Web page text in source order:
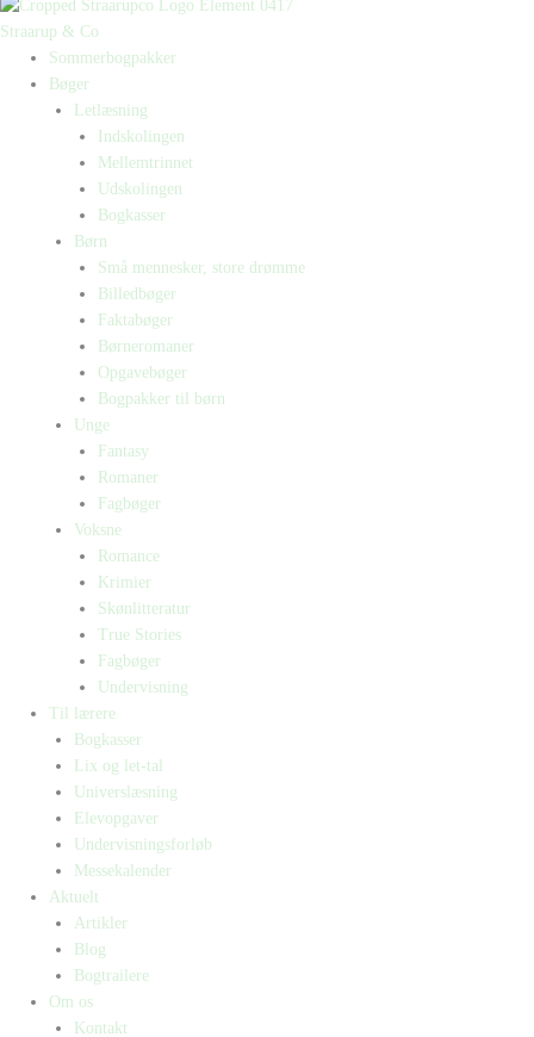
Straarup & Co
Sommerbogpakker
Bøger
Letlæsning
Indskolingen
Mellemtrinnet
Udskolingen
Bogkasser
Børn
Små mennesker, store drømme
Billedbøger
Faktabøger
Børneromaner
Opgavebøger
Bogpakker til børn
Unge
Fantasy
Romaner
Fagbøger
Voksne
Romance
Krimier
Skønlitteratur
True Stories
Fagbøger
Undervisning
Til lærere
Bogkasser
Lix og let-tal
Universlæsning
Elevopgaver
Undervisningsforløb
Messekalender
Aktuelt
Artikler
Blog
Bogtrailere
Om os
Kontakt